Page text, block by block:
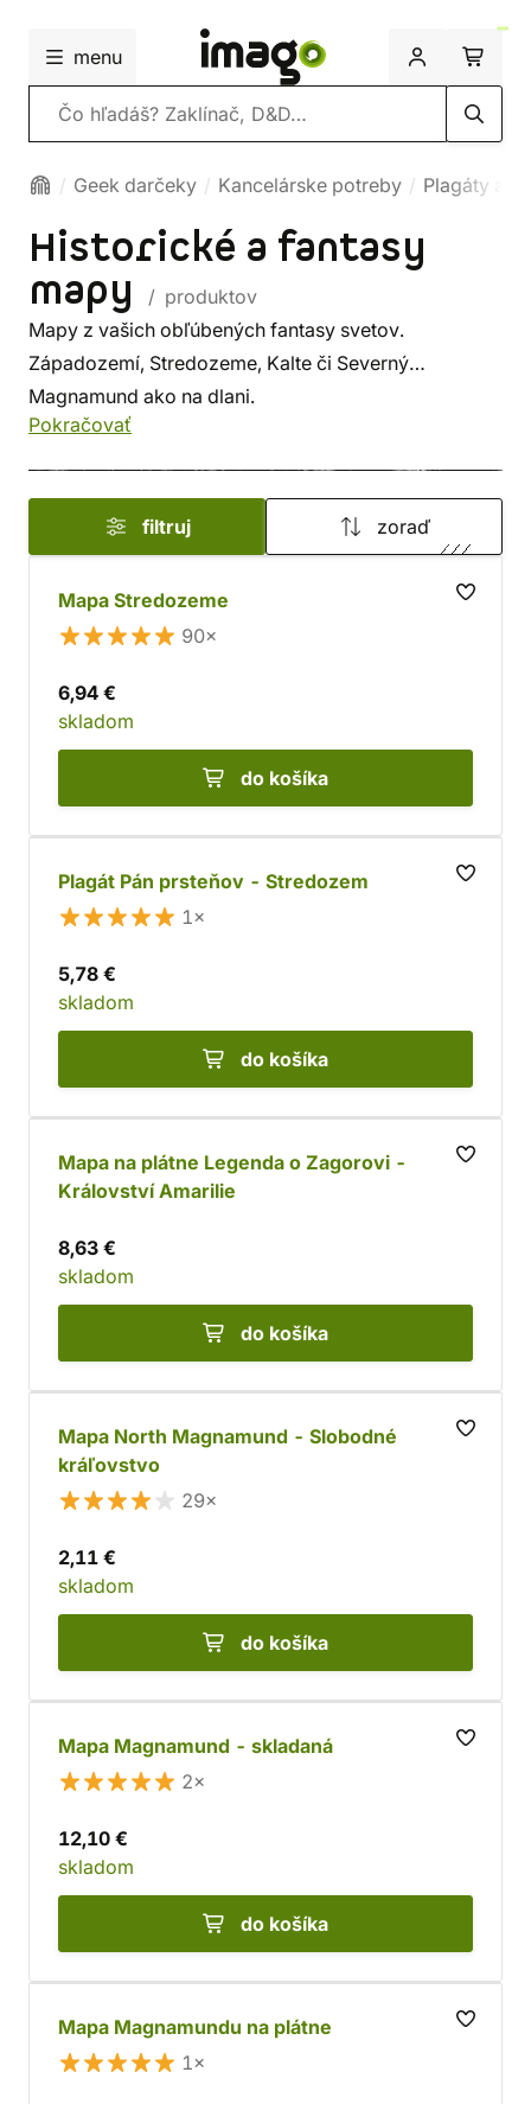
menu
Vyhľadávanie
Geek darčeky Kancelárske potreby Plagáty a
Historické a fantasy
mapy
/ produktov
Mapy z vašich obľúbených fantasy svetov.
Západozemí, Stredozeme, Kalte či Severný
Magnamund ako na dlani.
Pokračovať
filtruj zoraď
Mapa Stredozeme
90×
6,94 €
skladom
do košíka
Plagát Pán prsteňov - Stredozem
1×
5,78 €
skladom
do košíka
Mapa na plátne Legenda o Zagorovi -
Království Amarilie
8,63 €
skladom
do košíka
Mapa North Magnamund - Slobodné
kráľovstvo
29×
2,11 €
skladom
do košíka
Mapa Magnamund - skladaná
2×
12,10 €
skladom
do košíka
Mapa Magnamundu na plátne
1×